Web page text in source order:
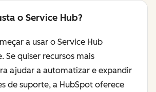
o Service Hub?
a usar o Service Hub
Se quiser recursos mais
ajudar a automatizar e expandir
de suporte, a HubSpot oferece